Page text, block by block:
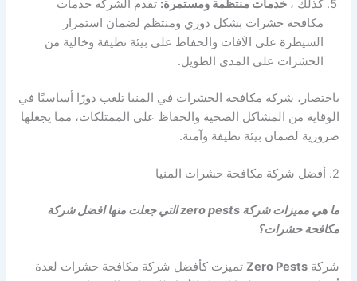
كذلك ،خدمات منتظمة ومستمرة: تقدم الشركة خدمات
مكافحة حشرات بشكل دوري ومنتظم لضمان استمرار
السيطرة على الآفات والحفاظ على بيئة نظيفة وخالية من
الحشرات على المدى الطويل.
باختصار، شركة مكافحة الحشرات في المنيا تلعب دورًا أساسيًا في
الوقاية من المشاكل الصحية والحفاظ على الممتلكات، مما يجعلها
ضرورية لضمان بيئة نظيفة وآمنة.
2. أفضل شركة مكافحة حشرات المنيا
ما هي مميزات شركة zero pests التي جعلت منها افضل شركة
مكافحة حشرات؟
شركةZero Pests تميزت كأفضل شركة مكافحة حشرات لعدة